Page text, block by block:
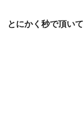
とにかく秒で頂い